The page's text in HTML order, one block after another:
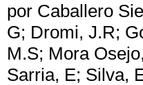
por Caballero
G; Dromi, J.R;
M.S; Mora
Sarria, E; Silva,